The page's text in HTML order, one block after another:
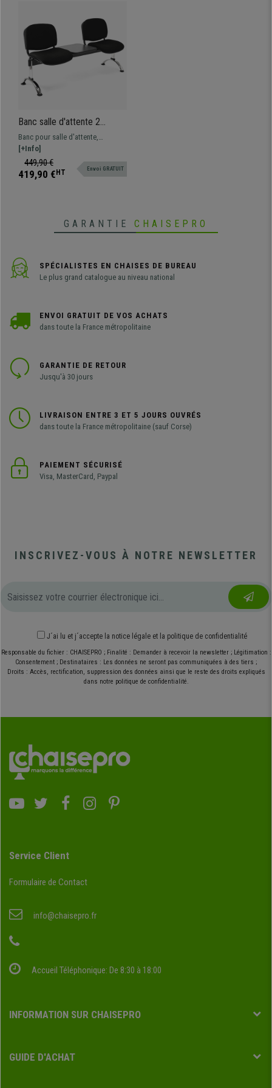
Banc salle d'attente 2
sièges et table MOBY BASE,
Structure en Métal, Grand
Rembourrage, Tissu Noir
Banc pour salle d'attente,
structure métallique. Très
résistant, très pratique,
rembourrage épais. Disponible en
[+Info]
449,90 €
419,90 € HT Envoi GRATUIT
GARANTIE CHAISEPRO
SPÉCIALISTES EN CHAISES DE BUREAU
Le plus grand catalogue au niveau national
ENVOI GRATUIT DE VOS ACHATS
dans toute la France métropolitaine
GARANTIE DE RETOUR
Jusqu'à 30 jours
LIVRAISON ENTRE 3 ET 5 JOURS OUVRÉS
dans toute la France métropolitaine (sauf Corse)
PAIEMENT SÉCURISÉ
Visa, MasterCard, Paypal
INSCRIVEZ-VOUS À NOTRE NEWSLETTER
J´ai lu et j´accepte la notice légale et la politique de confidentialité
Responsable du fichier : CHAISEPRO ; Finalité : Demander à recevoir la newsletter ; Légitimation :
Consentement ; Destinataires : Les données ne seront pas communiquées à des tiers ;
Droits : Accès, rectification, suppression des données ainsi que le reste des droits expliqués
dans notre politique de confidentialité.
Service Client
Formulaire de Contact
info@chaisepro.fr
Accueil Téléphonique: De 8:30 à 18:00
INFORMATION SUR CHAISEPRO
GUIDE D'ACHAT